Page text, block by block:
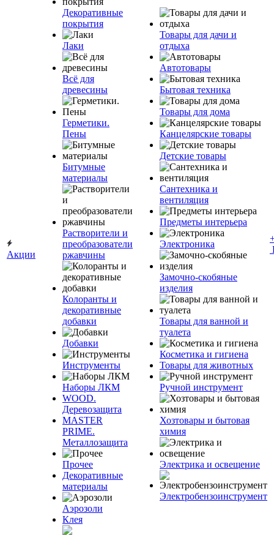
Акции
Декоративные
покрытия
Лаки
Всё для
древесины
Герметики.
Пены
Битумные
материалы
Растворители и
преобразователи
ржавчины
Колоранты и
декоративные
добавки
Добавки
Инструменты
Наборы ЛКМ
WOOD.
Деревозащита
MASTER
PRIME.
Металлозащита
Прочее
Декоративные
материалы
Аэрозоли
Клея
Товары для дачи и
отдыха
Автотовары
Бытовая техника
Товары для дома
Канцелярские товары
Детские товары
Сантехника и
вентиляция
Предметы интерьера
Электроника
Замочно-скобяные
изделия
Товары для ванной и
туалета
Косметика и гигиена
Товары для животных
Ручной инструмент
Хозтовары и бытовая
химия
Электрика и освещение
Электробензоинструмент